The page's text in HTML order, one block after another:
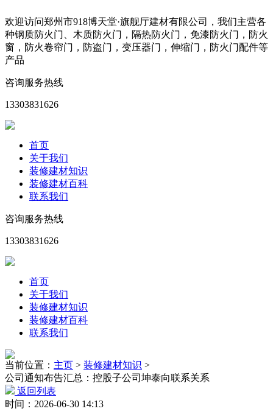
欢迎访问郑州市918博天堂·旗舰厅建材有限公司，我们主营各
种钢质防火门、木质防火门，隔热防火门，免漆防火门，防火
窗，防火卷帘门，防盗门，变压器门，伸缩门，防火门配件等
产品
咨询服务热线
13303831626
首页
关于我们
装修建材知识
装修建材百科
联系我们
咨询服务热线
13303831626
首页
关于我们
装修建材知识
装修建材百科
联系我们
当前位置： 主页 > 装修建材知识 >
公司通知布告汇总：控股子公司坤泰向联系关系
返回列表
时间：2026-06-30 14:13